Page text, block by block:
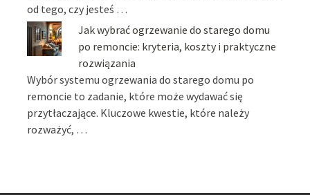
od tego, czy jesteś …
Jak wybrać ogrzewanie do starego domu
po remoncie: kryteria, koszty i praktyczne
rozwiązania
Wybór systemu ogrzewania do starego domu po
remoncie to zadanie, które może wydawać się
przytłaczające. Kluczowe kwestie, które należy
rozważyć, …